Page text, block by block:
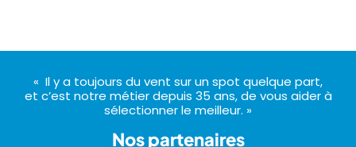
« Il y a toujours du vent sur un spot quelque part,
et c’est notre métier depuis 35 ans, de vous aider à
sélectionner le meilleur. »
Nos partenaires